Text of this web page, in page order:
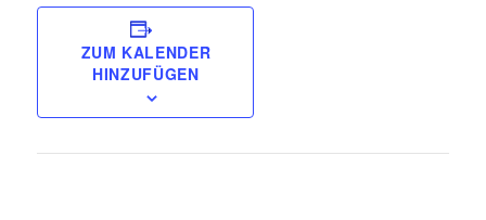
ZUM KALENDER
HINZUFÜGEN